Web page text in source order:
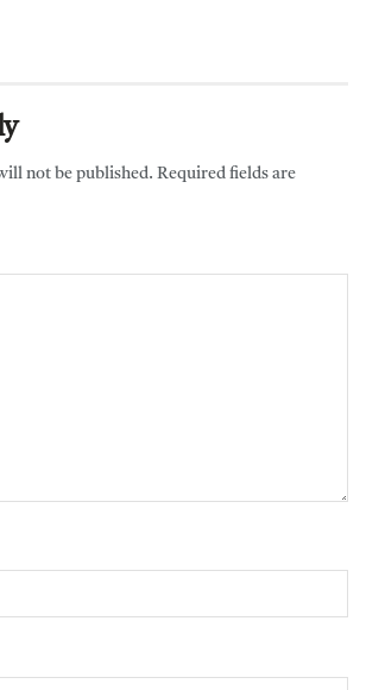
not be published. Required fields are